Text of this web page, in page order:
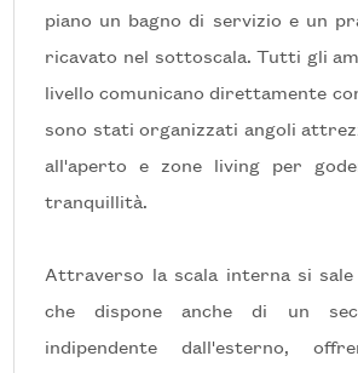
piano un bagno di servizio e un
ricavato nel sottoscala. Tutti gli
livello comunicano direttamente
sono stati organizzati angoli
all'aperto e zone living per
tranquillità.
Attraverso la scala interna si
che dispone anche di un
indipendente dall'esterno,
3
Camere
minime